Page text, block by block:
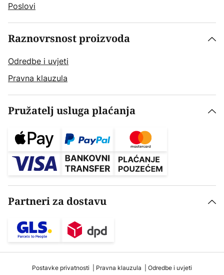
Poslovi
Raznovrsnost proizvoda
Odredbe i uvjeti
Pravna klauzula
Pružatelj usluga plaćanja
Partneri za dostavu
Postavke privatnosti Pravna klauzula Odredbe i uvjeti